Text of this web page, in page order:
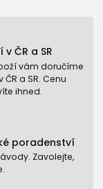
ČR a SR
vám doručíme
ČR a SR. Cenu
ihned.
poradenství
Zavolejte,